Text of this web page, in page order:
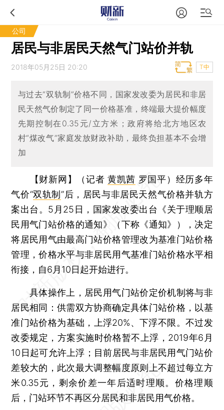
公司
居民与非居民天然气门站价并轨
2018年05月25日 20:20 T中
与过去“双轨制”价格不同，国家发改委为居民和非居
民天然气价制定了同一价格基准，终端最大提价幅度
先期控制在0.35元/立方米；政府将给北方地区农
村“煤改气”家庭发放财政补助，最终负担基本不会增
加
【财新网】（记者黄凯茜 罗国平） 经历多年
气价“双轨制 ”后，居民与非居民天然气价格并轨方
案出台。5月25日，国家发改委出台《关于理顺居
民用气门站价格的通知》（下称《通知》），决定
将居民用气由最高门站价格管理改为基准门站价格
管理，价格水平与非居民用气基准门站价格水平相
衔接，自6月10日起开始进行。
具体操作上，居民用气门站价定价机制将与非
居民相同：供需双方协商确定具体门站价格，以基
准门站价格为基础，上浮20%、下浮不限。不过发
改委规定，方案实施时价格暂不上浮，2019年6月
10日起可允许上浮；目前居民与非居民用气门站价
差较大的，此次最大调整幅度原则上不超过每立方
米0.35元，剩余价差一年后适时理顺。价格理顺
后，门站环节不再区分居民和非居民用气价格。